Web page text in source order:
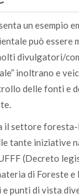
un esempio
può essere
divulgatori/
inoltrano e
delle fonti e
il settore
tante iniziative
(Decreto
di Foreste
punti di vista